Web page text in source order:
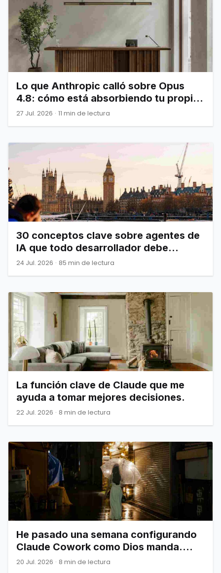
Lo que Anthropic calló sobre Opus
4.8: cómo está absorbiendo tu propia
infraestructura
27 Jul. 2026 · 11 min de lectura
30 conceptos clave sobre agentes de
IA que todo desarrollador debe
dominar
24 Jul. 2026 · 85 min de lectura
La función clave de Claude que me
ayuda a tomar mejores decisiones.
22 Jul. 2026 · 8 min de lectura
He pasado una semana configurando
Claude Cowork como Dios manda.
Esto es todo lo que de verdad
20 Jul. 2026 · 8 min de lectura